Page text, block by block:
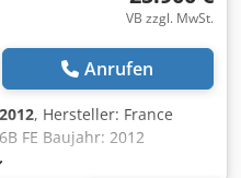
VB zzgl. MwSt.
Anrufen
2012, Hersteller: France
FE Baujahr: 2012
Asx Ab Tswa